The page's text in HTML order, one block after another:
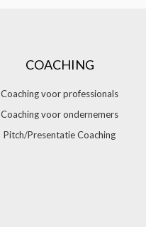
COACHING
Coaching voor professionals
Coaching voor ondernemers
Pitch/Presentatie Coaching